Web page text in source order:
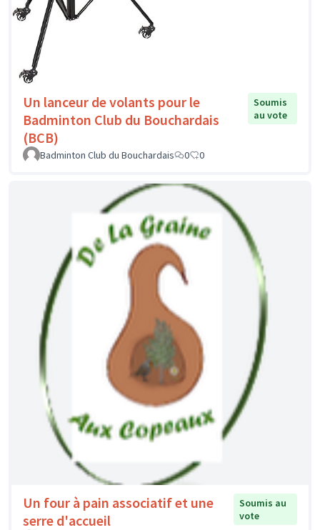
Un lanceur de volants pour le
Badminton Club du Bouchardais
(BCB)
Soumis
au vote
Badminton Club du Bouchardais 0 0
Un four à pain associatif et une
serre d'accueil
Soumis au
vote